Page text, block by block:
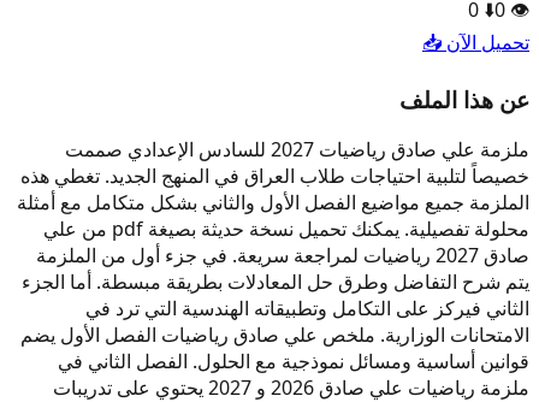
👁️
0
⬇️
0
تحميل الآن 📥
عن هذا الملف
ملزمة علي صادق رياضيات 2027 للسادس الإعدادي صممت
خصيصاً لتلبية احتياجات طلاب العراق في المنهج الجديد. تغطي هذه
الملزمة جميع مواضيع الفصل الأول والثاني بشكل متكامل مع أمثلة
محلولة تفصيلية. يمكنك تحميل نسخة حديثة بصيغة pdf من علي
صادق 2027 رياضيات لمراجعة سريعة. في جزء أول من الملزمة
يتم شرح التفاضل وطرق حل المعادلات بطريقة مبسطة. أما الجزء
الثاني فيركز على التكامل وتطبيقاته الهندسية التي ترد في
الامتحانات الوزارية. ملخص علي صادق رياضيات الفصل الأول يضم
قوانين أساسية ومسائل نموذجية مع الحلول. الفصل الثاني في
ملزمة رياضيات علي صادق 2026 و 2027 يحتوي على تدريبات